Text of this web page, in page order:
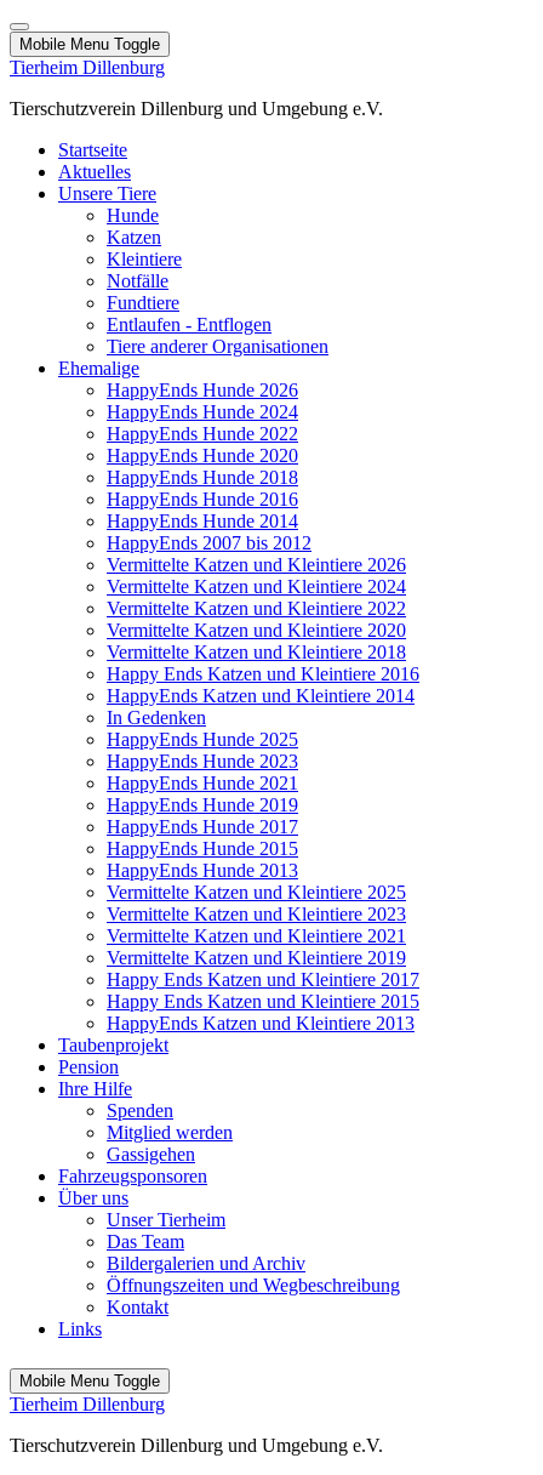
Mobile Menu Toggle
Tierheim Dillenburg
Tierschutzverein Dillenburg und Umgebung e.V.
Startseite
Aktuelles
Unsere Tiere
Hunde
Katzen
Kleintiere
Notfälle
Fundtiere
Entlaufen - Entflogen
Tiere anderer Organisationen
Ehemalige
HappyEnds Hunde 2026
HappyEnds Hunde 2024
HappyEnds Hunde 2022
HappyEnds Hunde 2020
HappyEnds Hunde 2018
HappyEnds Hunde 2016
HappyEnds Hunde 2014
HappyEnds 2007 bis 2012
Vermittelte Katzen und Kleintiere 2026
Vermittelte Katzen und Kleintiere 2024
Vermittelte Katzen und Kleintiere 2022
Vermittelte Katzen und Kleintiere 2020
Vermittelte Katzen und Kleintiere 2018
Happy Ends Katzen und Kleintiere 2016
HappyEnds Katzen und Kleintiere 2014
In Gedenken
HappyEnds Hunde 2025
HappyEnds Hunde 2023
HappyEnds Hunde 2021
HappyEnds Hunde 2019
HappyEnds Hunde 2017
HappyEnds Hunde 2015
HappyEnds Hunde 2013
Vermittelte Katzen und Kleintiere 2025
Vermittelte Katzen und Kleintiere 2023
Vermittelte Katzen und Kleintiere 2021
Vermittelte Katzen und Kleintiere 2019
Happy Ends Katzen und Kleintiere 2017
Happy Ends Katzen und Kleintiere 2015
HappyEnds Katzen und Kleintiere 2013
Taubenprojekt
Pension
Ihre Hilfe
Spenden
Mitglied werden
Gassigehen
Fahrzeugsponsoren
Über uns
Unser Tierheim
Das Team
Bildergalerien und Archiv
Öffnungszeiten und Wegbeschreibung
Kontakt
Links
Mobile Menu Toggle
Tierheim Dillenburg
Tierschutzverein Dillenburg und Umgebung e.V.